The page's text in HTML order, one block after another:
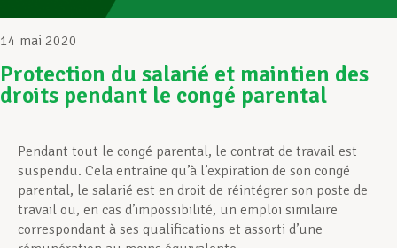
Assistance au Travail
Vos droits
Assistance en vie privée
Développement professionnel
14 mai 2020
Protection du salarié et maintien des
droits pendant le congé parental
Pendant tout le congé parental, le contrat de travail est
suspendu. Cela entraîne qu’à l’expiration de son congé
parental, le salarié est en droit de réintégrer son poste de
travail ou, en cas d’impossibilité, un emploi similaire
correspondant à ses qualifications et assorti d’une